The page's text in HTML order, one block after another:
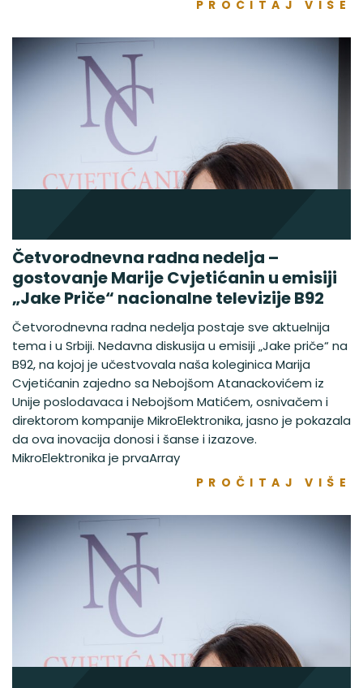
PROČITAJ VIŠE
Četvorodnevna radna nedelja –
gostovanje Marije Cvjetićanin u emisiji
„Jake Priče“ nacionalne televizije B92
Četvorodnevna radna nedelja postaje sve aktuelnija
tema i u Srbiji. Nedavna diskusija u emisiji „Jake priče“ na
B92, na kojoj je učestvovala naša koleginica Marija
Cvjetićanin zajedno sa Nebojšom Atanackovićem iz
Unije poslodavaca i Nebojšom Matićem, osnivačem i
direktorom kompanije MikroElektronika, jasno je pokazala
da ova inovacija donosi i šanse i izazove.
MikroElektronika je prvaArray
PROČITAJ VIŠE